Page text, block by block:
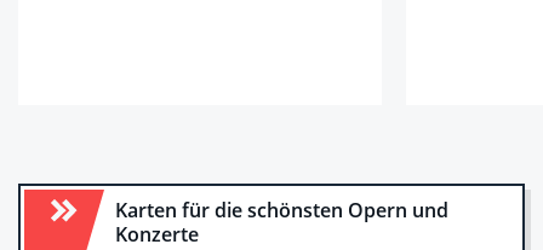
Karten für die schönsten Opern und
Konzerte